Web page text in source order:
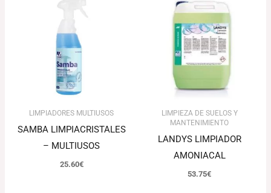
LIMPIADORES MULTIUSOS
SAMBA LIMPIACRISTALES
– MULTIUSOS
25.60€
LIMPIEZA DE SUELOS Y
MANTENIMIENTO
LANDYS LIMPIADOR
AMONIACAL
53.75€